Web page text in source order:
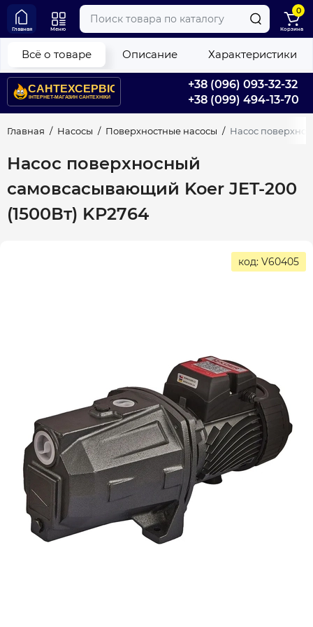
+38 (096) 093-32-32
+38 (099) 494-13-70
Главная Меню
0
Корзина
Главная Насосы Поверхностные насосы Насос
Насос поверхносный
самовсасывающий Koer JET-200
(1500Вт) KP2764
Всё о товаре Описание Характеристики
код: V60405